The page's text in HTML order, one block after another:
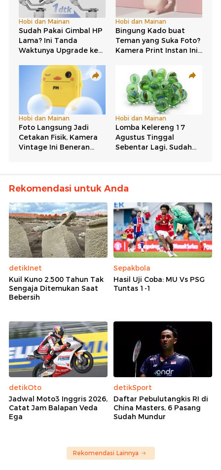
Rekomendasi untuk Anda
detikInet
Kuil Kuno 2.500 Tahun Tak
Sengaja Ditemukan Saat
Bebersih
Sepakbola
Hasil Uji Coba: MU Vs PSG
Tuntas 1-1
detikOto
Jadwal Moto3 Inggris 2026,
Catat Jam Balapan Veda
Ega
detikSport
Daftar Pebulutangkis RI di
China Masters, 6 Pasang
Sudah Mundur
Rekomendasi Lainnya